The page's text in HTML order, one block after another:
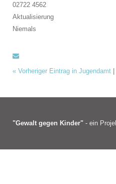
02722 4562
Aktualisierung
Niemals
« Vorheriger Eintrag in Jugendamt |
"Gewalt gegen Kinder" - ein